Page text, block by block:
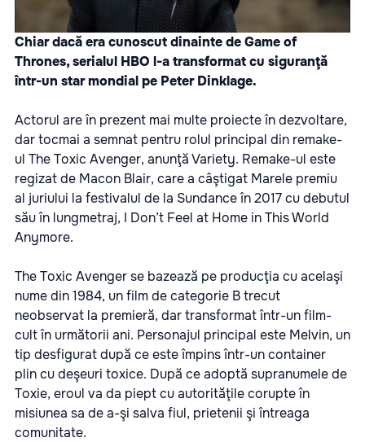
Chiar dacă era cunoscut dinainte de Game of
Thrones, serialul HBO l-a transformat cu siguranţă
într-un star mondial pe Peter Dinklage.
Actorul are în prezent mai multe proiecte în dezvoltare,
dar tocmai a semnat pentru rolul principal din remake-
ul The Toxic Avenger, anunţă Variety. Remake-ul este
regizat de Macon Blair, care a câştigat Marele premiu
al juriului la festivalul de la Sundance în 2017 cu debutul
său în lungmetraj, I Don’t Feel at Home in This World
Anymore.
The Toxic Avenger se bazează pe producţia cu acelaşi
nume din 1984, un film de categorie B trecut
neobservat la premieră, dar transformat într-un film-
cult în următorii ani. Personajul principal este Melvin, un
tip desfigurat după ce este împins într-un container
plin cu deşeuri toxice. După ce adoptă supranumele de
Toxie, eroul va da piept cu autorităţile corupte în
misiunea sa de a-şi salva fiul, prietenii şi întreaga
comunitate.